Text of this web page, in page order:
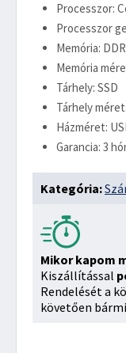
Processzor:
Processzor
Memória:
Memória
Tárhely: SSD
Tárhely
Házméret:
Garancia: 3
Kategória:
Mikor kapom
Kiszállítással
Rendelését a
követően